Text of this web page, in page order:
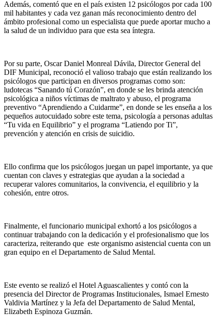
Además, comentó que en el país existen 12 psicólogos por cada 100
mil habitantes y cada vez ganan más reconocimiento dentro del
ámbito profesional como un especialista que puede aportar mucho a
la salud de un individuo para que esta sea íntegra.
Por su parte, Oscar Daniel Monreal Dávila, Director General del
DIF Municipal, reconoció el valioso trabajo que están realizando los
psicólogos que participan en diversos programas como son:
ludotecas “Sanando tú Corazón”, en donde se les brinda atención
psicológica a niños víctimas de maltrato y abuso, el programa
preventivo “Aprendiendo a Cuidarme”, en donde se les enseña a los
pequeños autocuidado sobre este tema, psicología a personas adultas
“Tu vida en Equilibrio” y el programa “Latiendo por Ti”,
prevención y atención en crisis de suicidio.
Ello confirma que los psicólogos juegan un papel importante, ya que
cuentan con claves y estrategias que ayudan a la sociedad a
recuperar valores comunitarios, la convivencia, el equilibrio y la
cohesión, entre otros.
Finalmente, el funcionario municipal exhortó a los psicólogos a
continuar trabajando con la dedicación y el profesionalismo que los
caracteriza, reiterando que este organismo asistencial cuenta con un
gran equipo en el Departamento de Salud Mental.
Este evento se realizó el Hotel Aguascalientes y contó con la
presencia del Director de Programas Institucionales, Ismael Ernesto
Valdivia Martínez y la Jefa del Departamento de Salud Mental,
Elizabeth Espinoza Guzmán.